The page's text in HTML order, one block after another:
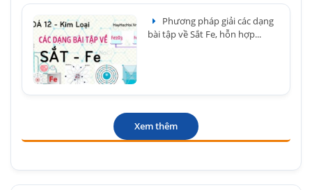
Phương pháp giải các dạng
bài tập về Sắt Fe, hỗn hợp...
Xem thêm